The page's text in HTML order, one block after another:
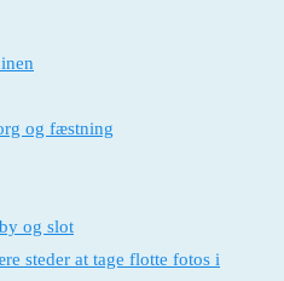
og fæstning
og slot
steder at tage flotte fotos i